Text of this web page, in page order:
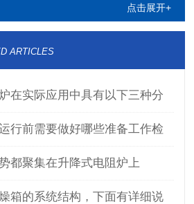
点击展开+
ARTICLES
在实际应用中具有以下三种分
行前需要做好哪些准备工作检
都聚集在升降式电阻炉上
箱的系统结构，下面有详细说